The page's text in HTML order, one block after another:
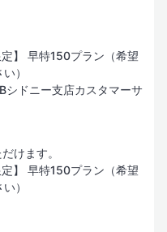
】 早特150プラン（希望
）
シドニー支店カスタマーサ
けます。
】 早特150プラン（希望
）